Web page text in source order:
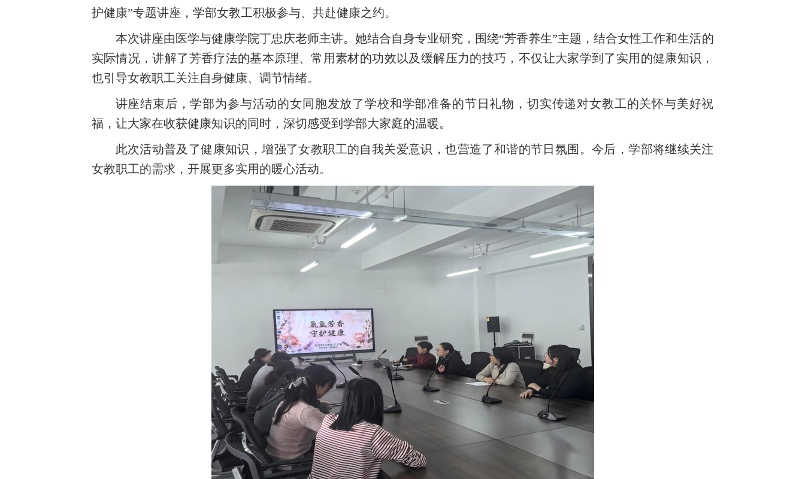
护健康”专题讲座，学部女教工积极参与、共赴健康之约。
本次讲座由医学与健康学院丁忠庆老师主讲。她结合自身专业研究，围绕“芳香养生”主题，结合女性工作和生活的
实际情况，讲解了芳香疗法的基本原理、常用素材的功效以及缓解压力的技巧， 不仅让大家学到了实用的健康知识，
也引导女教职工关注自身健康、调节情绪。
讲座结束后，学部为参与活动的女同胞发放了学校和学部准备的节日礼物，切实传递对女教工的关怀与美好祝
福，让大家在收获健康知识的同时，深切感受到学部大家庭的温暖。
此次活动普及了健康知识，增强了女教职工的自我关爱意识，也营造了和谐的节日氛围。今后，学部将继续关注
女教职工的需求，开展更多实用的暖心活动。